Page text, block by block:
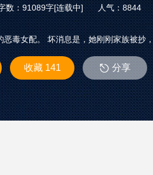
数：91089字[连载中] 人气：8844
毒女配。 坏消息是，她刚刚家族被抄
收藏 141  分享